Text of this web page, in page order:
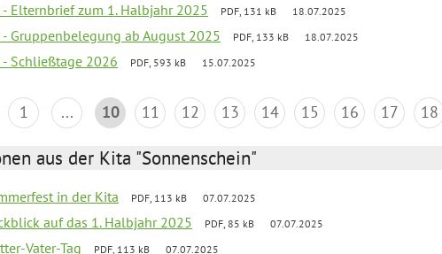
Elternbrief zum 1. Halbjahr 2025 PDF, 131 kB 18.07.2025
Gruppenbelegung ab August 2025 PDF, 133 kB 18.07.2025
Schließtage 2026 PDF, 593 kB 15.07.2025
1 ... 10 11 12 13 14 15 16 17 18
aus der Kita "Sonnenschein"
in der Kita PDF, 113 kB 07.07.2025
auf das 1. Halbjahr 2025 PDF, 85 kB 07.07.2025
Vater-Tag PDF, 113 kB 07.07.2025